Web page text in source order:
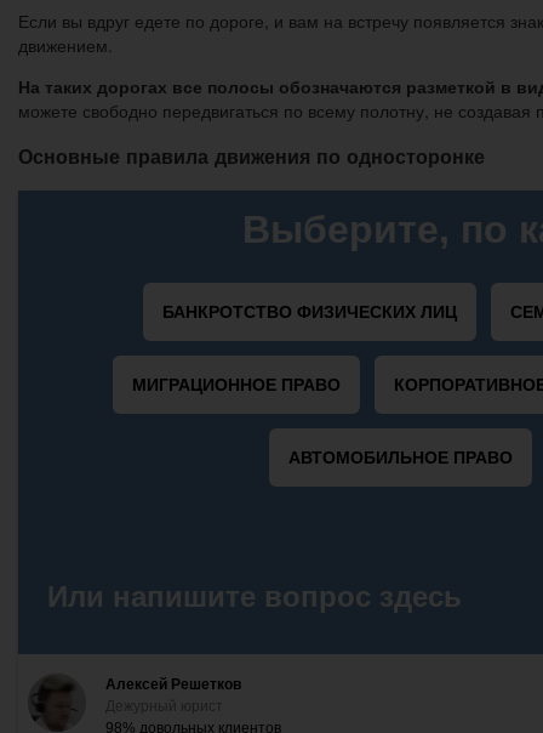
Если вы вдруг едете по дороге, и вам на встречу появляется
движением.
На таких дорогах все полосы обозначаются разметкой в
можете свободно передвигаться по всему полотну, не
Основные правила движения по односторонке